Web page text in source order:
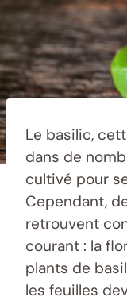
Le basilic,
dans de
cultivé pour
Cependant,
retrouvent
courant : la
plants de
les feuilles